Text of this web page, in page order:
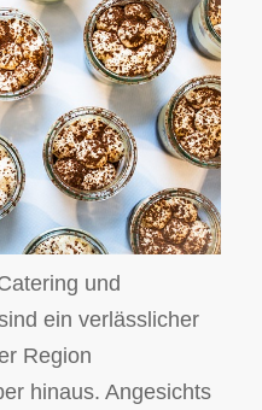
und
ein verlässlicher
Region
hinaus. Angesichts